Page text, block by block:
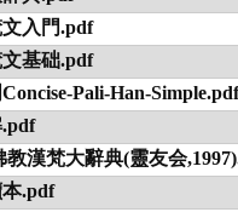
入門.pdf
基础.pdf
Pali-Han-Simple.pdf
教漢梵大辭典(靈友会
.pdf